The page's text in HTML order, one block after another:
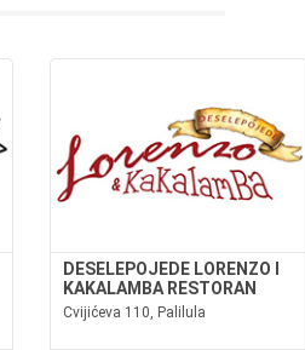
DESELEPOJEDE LORENZO I
KAKALAMBA RESTORAN
Cvijićeva 110, Palilula